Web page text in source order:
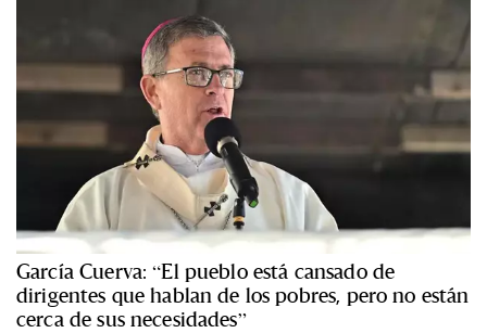
García Cuerva: “El pueblo está cansado de
dirigentes que hablan de los pobres, pero no están
cerca de sus necesidades”